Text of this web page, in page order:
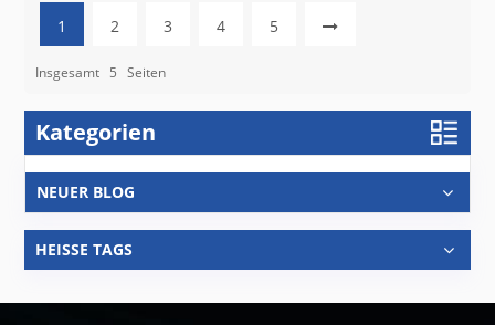
1 2 3 4 5
Insgesamt 5 Seiten
Kategorien
NEUER BLOG
HEISSE TAGS